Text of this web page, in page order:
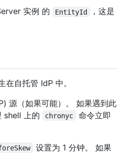
实例 的 EntityId
，这是
自托管 IdP 中。
源（如果可能）。 如果遇到此
shell 上的
chronyc
命令立即
设置为 1 分钟。 如果